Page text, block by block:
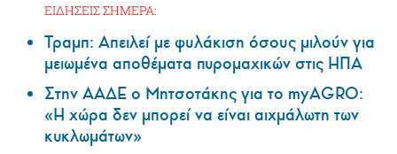
ΕΙΔΗΣΕΙΣ ΣΗΜΕΡΑ:
Τραμπ: Απειλεί με φυλάκιση όσους μιλούν για
μειωμένα αποθέματα πυρομαχικών στις ΗΠΑ
Στην ΑΑΔΕ ο Μητσοτάκης για το myAGRO:
«Η χώρα δεν μπορεί να είναι αιχμάλωτη των
κυκλωμάτων»